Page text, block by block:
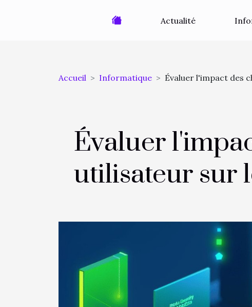
Actualité
Accueil Informatique Évaluer l'impact des
Évaluer
utilisateur sur